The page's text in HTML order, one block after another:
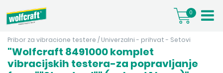
0
Pribor za vibracione testere / Univerzalni - prihvat - Setovi
"Wolfcraft 8491000 komplet
vibracijskih testera-za popravljanje